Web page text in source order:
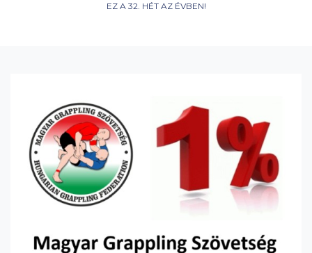
EZ A 32. HÉT AZ ÉVBEN!